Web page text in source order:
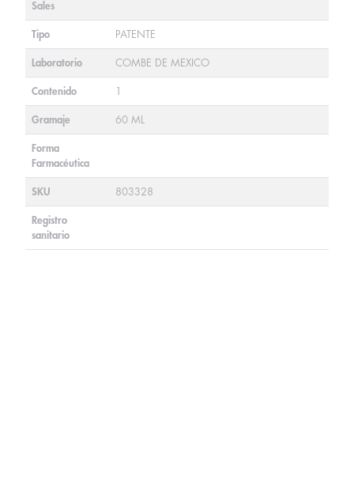
Sales
Tipo PATENTE
Laboratorio COMBE DE MEXICO
Contenido 1
Gramaje 60 ML
Forma
Farmacéutica
SKU 803328
Registro
sanitario